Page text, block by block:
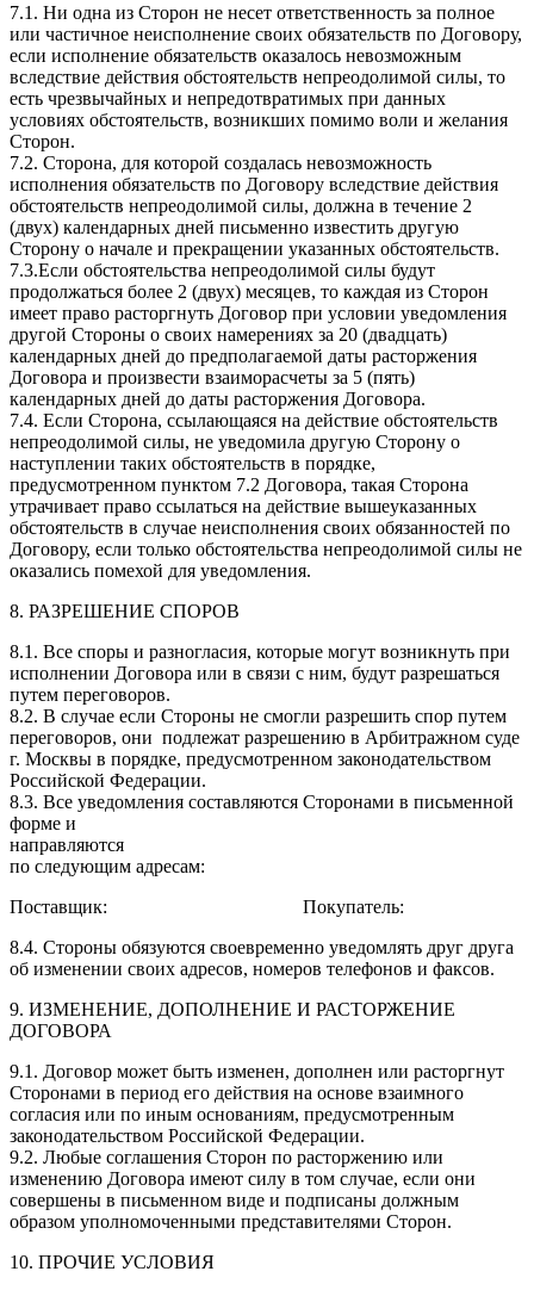
7.1. Ни одна из Сторон не несет ответственность за полное
или частичное неисполнение своих обязательств по Договору,
если исполнение обязательств оказалось невозможным
вследствие действия обстоятельств непреодолимой силы, то
есть чрезвычайных и непредотвратимых при данных
условиях обстоятельств, возникших помимо воли и желания
Сторон.
7.2. Сторона, для которой создалась невозможность
исполнения обязательств по Договору вследствие действия
обстоятельств непреодолимой силы, должна в течение 2
(двух) календарных дней письменно известить другую
Сторону о начале и прекращении указанных обстоятельств.
7.3.Если обстоятельства непреодолимой силы будут
продолжаться более 2 (двух) месяцев, то каждая из Сторон
имеет право расторгнуть Договор при условии уведомления
другой Стороны о своих намерениях за 20 (двадцать)
календарных дней до предполагаемой даты расторжения
Договора и произвести взаиморасчеты за 5 (пять)
календарных дней до даты расторжения Договора.
7.4. Если Сторона, ссылающаяся на действие обстоятельств
непреодолимой силы, не уведомила другую Сторону о
наступлении таких обстоятельств в порядке,
предусмотренном пунктом 7.2 Договора, такая Сторона
утрачивает право ссылаться на действие вышеуказанных
обстоятельств в случае неисполнения своих обязанностей по
Договору, если только обстоятельства непреодолимой силы не
оказались помехой для уведомления.
8. РАЗРЕШЕНИЕ СПОРОВ
8.1. Все споры и разногласия, которые могут возникнуть при
исполнении Договора или в связи с ним, будут разрешаться
путем переговоров.
8.2. В случае если Стороны не смогли разрешить спор путем
переговоров, они подлежат разрешению в Арбитражном суде
г. Москвы в порядке, предусмотренном законодательством
Российской Федерации.
8.3. Все уведомления составляются Сторонами в письменной
форме и
по следующим адресам:
Поставщик: Покупатель:
8.4. Стороны обязуются своевременно уведомлять друг друга
об изменении своих адресов, номеров телефонов и факсов.
9. ИЗМЕНЕНИЕ, ДОПОЛНЕНИЕ И РАСТОРЖЕНИЕ
ДОГОВОРА
9.1. Договор может быть изменен, дополнен или расторгнут
Сторонами в период его действия на основе взаимного
согласия или по иным основаниям, предусмотренным
законодательством Российской Федерации.
9.2. Любые соглашения Сторон по расторжению или
изменению Договора имеют силу в том случае, если они
совершены в письменном виде и подписаны должным
образом уполномоченными представителями Сторон.
10. ПРОЧИЕ УСЛОВИЯ